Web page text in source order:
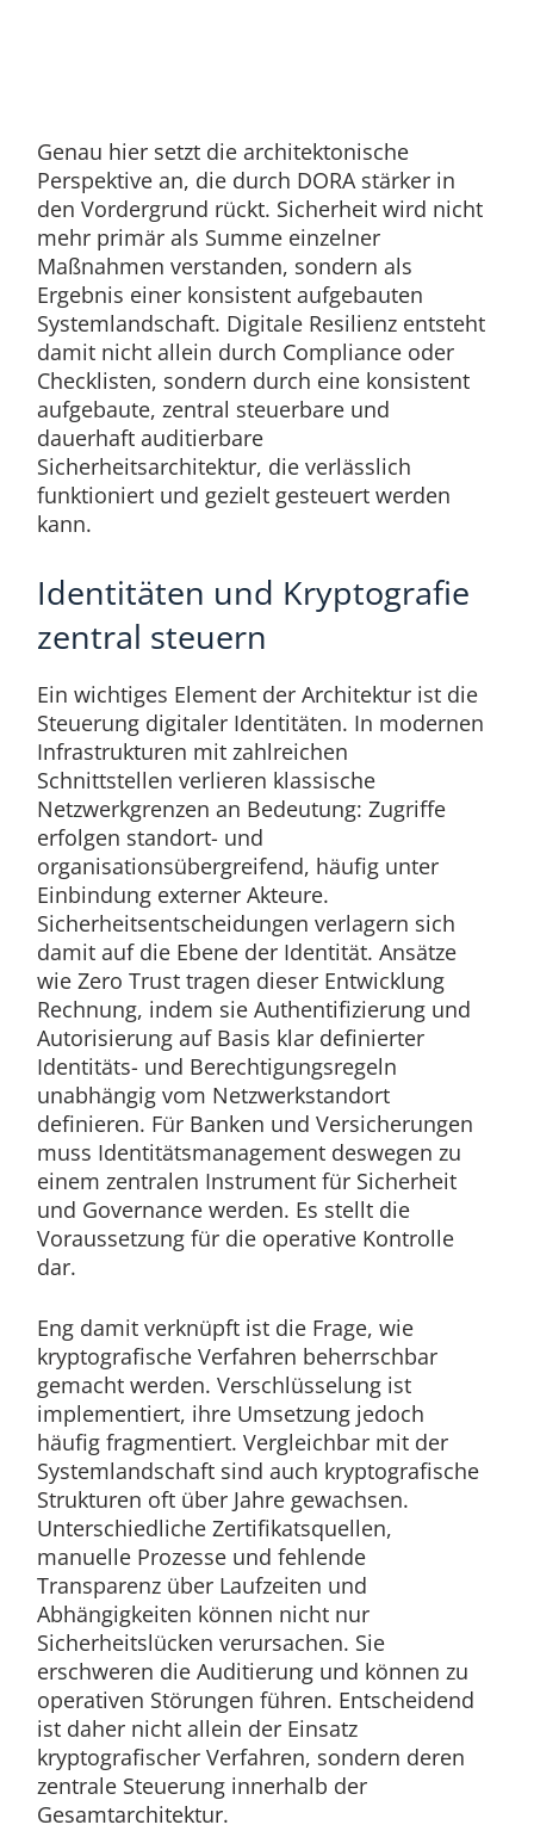
Genau hier setzt die architektonische
Perspektive an, die durch DORA stärker in
den Vordergrund rückt. Sicherheit wird nicht
mehr primär als Summe einzelner
Maßnahmen verstanden, sondern als
Ergebnis einer konsistent aufgebauten
Systemlandschaft. Digitale Resilienz entsteht
damit nicht allein durch Compliance oder
Checklisten, sondern durch eine konsistent
aufgebaute, zentral steuerbare und
dauerhaft auditierbare
Sicherheitsarchitektur, die verlässlich
funktioniert und gezielt gesteuert werden
kann.
Identitäten und Kryptografie
zentral steuern
Ein wichtiges Element der Architektur ist die
Steuerung digitaler Identitäten. In modernen
Infrastrukturen mit zahlreichen
Schnittstellen verlieren klassische
Netzwerkgrenzen an Bedeutung: Zugriffe
erfolgen standort- und
organisationsübergreifend, häufig unter
Einbindung externer Akteure.
Sicherheitsentscheidungen verlagern sich
damit auf die Ebene der Identität. Ansätze
wie Zero Trust tragen dieser Entwicklung
Rechnung, indem sie Authentifizierung und
Autorisierung auf Basis klar definierter
Identitäts- und Berechtigungsregeln
unabhängig vom Netzwerkstandort
definieren. Für Banken und Versicherungen
muss Identitätsmanagement deswegen zu
einem zentralen Instrument für Sicherheit
und Governance werden. Es stellt die
Voraussetzung für die operative Kontrolle
dar.
Eng damit verknüpft ist die Frage, wie
kryptografische Verfahren beherrschbar
gemacht werden. Verschlüsselung ist
implementiert, ihre Umsetzung jedoch
häufig fragmentiert. Vergleichbar mit der
Systemlandschaft sind auch kryptografische
Strukturen oft über Jahre gewachsen.
Unterschiedliche Zertifikatsquellen,
manuelle Prozesse und fehlende
Transparenz über Laufzeiten und
Abhängigkeiten können nicht nur
Sicherheitslücken verursachen. Sie
erschweren die Auditierung und können zu
operativen Störungen führen. Entscheidend
ist daher nicht allein der Einsatz
kryptografischer Verfahren, sondern deren
zentrale Steuerung innerhalb der
Gesamtarchitektur.